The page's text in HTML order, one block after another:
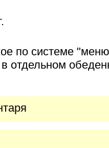
по системе
отдельном